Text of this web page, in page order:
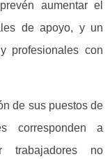
aumentar el
de apoyo, y un
profesionales con
de sus puestos de
corresponden a
trabajadores no